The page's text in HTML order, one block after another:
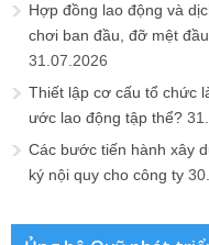
Hợp đồng lao động và
chơi ban đầu, đỡ mệt
31.07.2026
Thiết lập cơ cấu tổ chức
ước lao động tập thể?
Các bước tiến hành xây
ký nội quy cho công ty